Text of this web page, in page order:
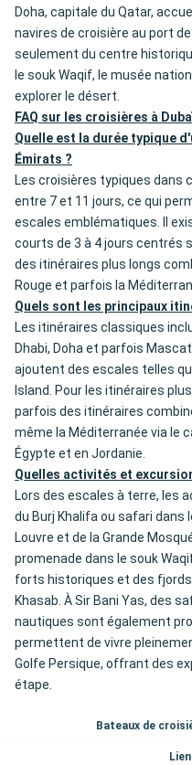
Doha, capitale du Qatar,
navires de croisière au port
seulement du centre
le souk Waqif, le musée
explorer le désert.
FAQ sur les croisières à
Quelle est la durée typique
Émirats ?
Les croisières typiques dans
entre 7 et 11 jours, ce qui
escales emblématiques. Il
courts de 3 à 4 jours centrés
des itinéraires plus longs
Rouge et parfois la
Quels sont les principaux
Les itinéraires classiques
Dhabi, Doha et parfois
ajoutent des escales telles
Island. Pour les itinéraires
parfois des itinéraires
même la Méditerranée via le
Égypte et en Jordanie.
Quelles activités et
Lors des escales à terre, les
du Burj Khalifa ou safari dans
Louvre et de la Grande
promenade dans le souk
forts historiques et des
Khasab. À Sir Bani Yas, des
nautiques sont également
permettent de vivre
Golfe Persique, offrant des
étape.
Bateaux de